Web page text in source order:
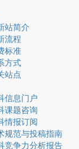
站简介
流程
标准
方式
站点
信息门户
课题咨询
情报订阅
规范与投稿指南
竞争力分析报告